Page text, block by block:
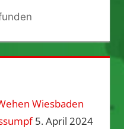
Wiesbaden
5. April 2024